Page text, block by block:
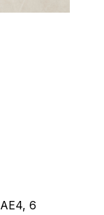
AE4, 6